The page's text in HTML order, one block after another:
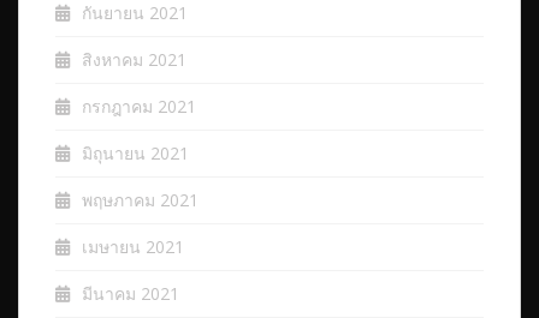
กันยายน 2021
สิงหาคม 2021
กรกฎาคม 2021
มิถุนายน 2021
พฤษภาคม 2021
เมษายน 2021
มีนาคม 2021